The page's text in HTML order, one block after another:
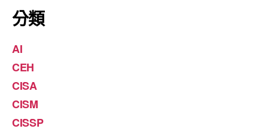
分類
AI
CEH
CISA
CISM
CISSP